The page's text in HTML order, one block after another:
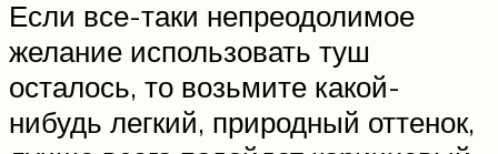
Если все-таки непреодолимое
желание использовать туш
осталось, то возьмите какой-
нибудь легкий, природный оттенок,